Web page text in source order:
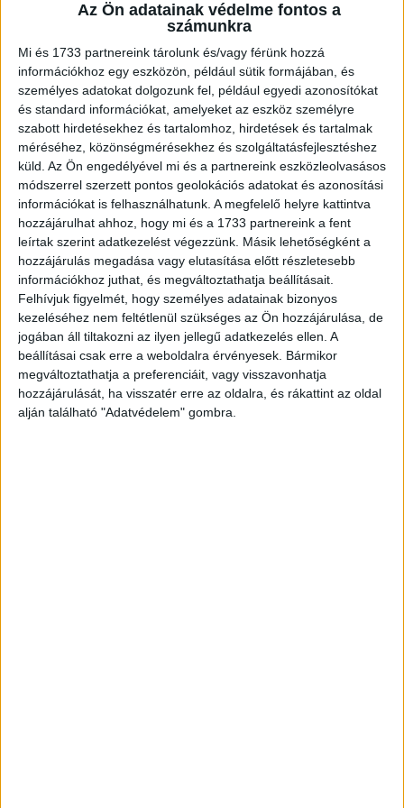
Az Ön adatainak védelme fontos a
számunkra
Mi és 1733 partnereink tárolunk és/vagy férünk hozzá
információkhoz egy eszközön, például sütik formájában, és
személyes adatokat dolgozunk fel, például egyedi azonosítókat
és standard információkat, amelyeket az eszköz személyre
szabott hirdetésekhez és tartalomhoz, hirdetések és tartalmak
méréséhez, közönségmérésekhez és szolgáltatásfejlesztéshez
küld. Az Ön engedélyével mi és a partnereink eszközleolvasásos
módszerrel szerzett pontos geolokációs adatokat és azonosítási
információkat is felhasználhatunk. A megfelelő helyre kattintva
hozzájárulhat ahhoz, hogy mi és a 1733 partnereink a fent
leírtak szerint adatkezelést végezzünk. Másik lehetőségként a
hozzájárulás megadása vagy elutasítása előtt részletesebb
információkhoz juthat, és megváltoztathatja beállításait.
Felhívjuk figyelmét, hogy személyes adatainak bizonyos
kezeléséhez nem feltétlenül szükséges az Ön hozzájárulása, de
jogában áll tiltakozni az ilyen jellegű adatkezelés ellen. A
beállításai csak erre a weboldalra érvényesek. Bármikor
megváltoztathatja a preferenciáit, vagy visszavonhatja
hozzájárulását, ha visszatér erre az oldalra, és rákattint az oldal
alján található "Adatvédelem" gombra.
A rendőrök mentőövet dobtak a vízbe, hogy segítsenek
neki, ám Szabó Bálint többször is elúszott mellette. Végül a
járőrök a hajóhoz húzták, majd kiemelték a vízből.
Életjeleket nem mutatott, újra kellett éleszteni
Amikor a rendőrök kiemelték a vízből, Szabó Bálint már
nem mutatott életjeleket. A helyszínen szolgálatot teljesítő
rendőrök azonnal megkezdték az újraélesztést, miközben
partra vitték a férfit.
Hirdetés